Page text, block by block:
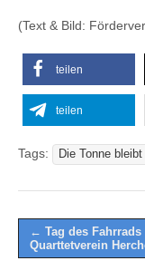
(Text & Bild:
teilen
teilen
Tags: Die Tonne bleibt
Post
navigation
← Tag des Fahrrads
Quarttetverein